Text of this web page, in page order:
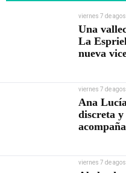
viernes 7 de
Una
La
nueva
viernes 7 de
Ana
discreta
viernes 7 de